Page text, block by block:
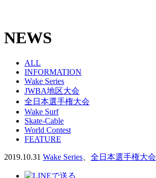
NEWS
ALL
INFORMATION
Wake Series
JWBA地区大会
全日本選手権大会
Wake Surf
Skate-Cable
World Contest
FEATURE
2019.10.31 Wake Series 全日本選手権大会